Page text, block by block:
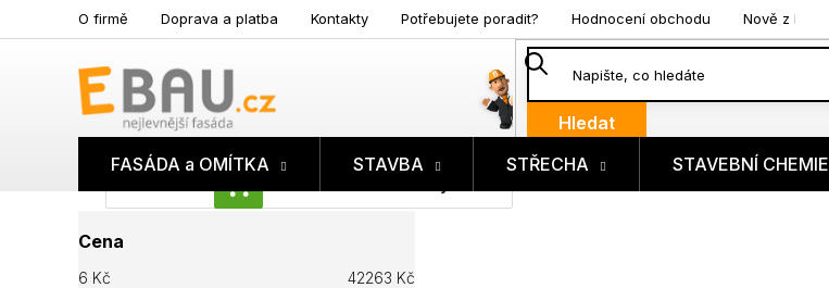
na
O firmě Doprava a platba Kontakty Potřebujete poradit? Hodnocení obchodu Nově z blogu
Hledat
NÁKUPNÍ
FASÁDA a OMÍTKA STAVBA STŘECHA STAVEBNÍ CHEMIE
o
s
Cena
6 Kč 42263 Kč